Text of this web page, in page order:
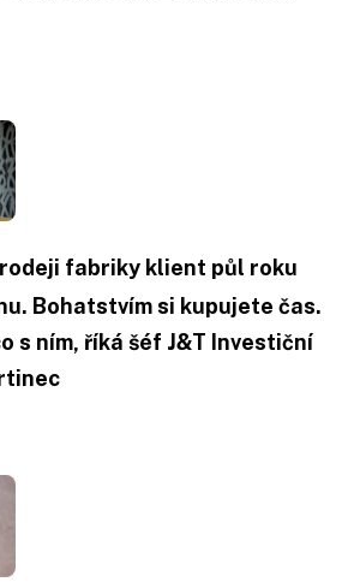
fabriky klient půl roku
Bohatstvím si kupujete čas.
s ním, říká šéf J&T Investiční